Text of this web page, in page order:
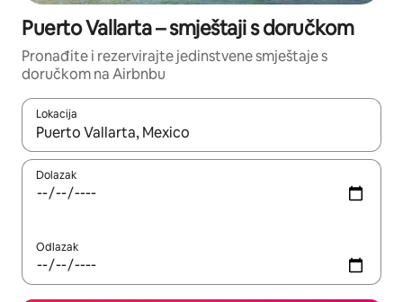
Puerto Vallarta – smještaji s doručkom
Pronađite i rezervirajte jedinstvene smještaje s
doručkom na Airbnbu
Lokacija
Kada budu dostupni rezultati, moći ćete ih pregledati
Dolazak
Odlazak